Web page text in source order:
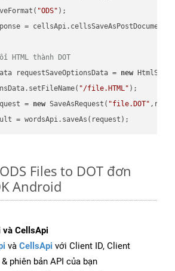
"ODS" );
=
HTML thành DOT
requestSaveOptionsData = new
"/file.HTML" );
= new SaveAsRequest( "file.DOT"
Files to DOT đơn
Android
và CellsApi
và CellsApi với Client ID, Client
phiên bản API của bạn